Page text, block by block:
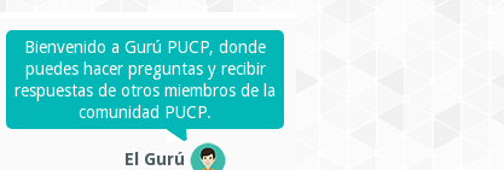
Bienvenido a Gurú PUCP, donde
puedes hacer preguntas y recibir
respuestas de otros miembros de la
comunidad PUCP.
El Gurú